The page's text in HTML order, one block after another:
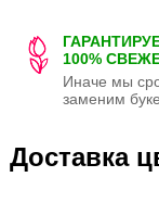
100%
Иначе мы
заменим
Доставка